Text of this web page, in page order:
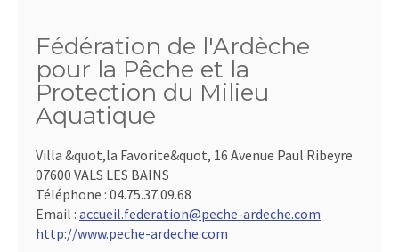
Fédération de l'Ardèche
pour la Pêche et la
Protection du Milieu
Aquatique
Villa &quot,la Favorite&quot, 16 Avenue Paul Ribeyre
07600 VALS LES BAINS
Téléphone : 04.75.37.09.68
Email : accueil.federation@peche-ardeche.com
http://www.peche-ardeche.com